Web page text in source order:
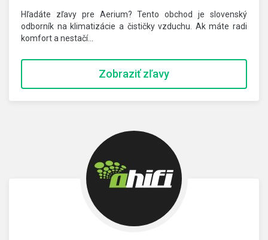
Hľadáte zľavy pre Aerium? Tento obchod je slovenský
odborník na klimatizácie a čističky vzduchu. Ak máte radi
komfort a nestačí…
Zobraziť zľavy